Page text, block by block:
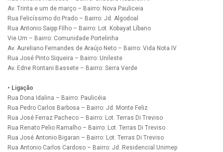
Av. Trinta e um de março – Bairro: Nova Pauliceia
Rua Felicíssimo do Prado – Bairro: Jd. Algodoal
Rua Antonio Saipp Filho – Bairro: Lot. Kobayat Líbano
Vie Um – Bairro: Comunidade Portelinha
Av. Aureliano Fernandes de Araújo Neto – Bairro: Vida Nota IV
Rua José Pinto Siqueira – Bairro: Unileste
Av. Edne Rontani Bassete – Bairro: Serra Verde
• Ligação
Rua Dona Idalina – Bairro: Paulicéia
Rua Pedro Carlos Barbosa – Bairro: Jd. Monte Feliz
Rua José Ferraz Pacheco – Bairro: Lot. Terras Di Treviso
Rua Renato Pelio Ramalho – Bairro: Lot. Terras Di Treviso
Rua José Antonio Bigaran – Bairro: Lot. Terras Di Treviso
Rua Antonio Carlos Cardoso – Bairro: Jd. Residencial Unimep